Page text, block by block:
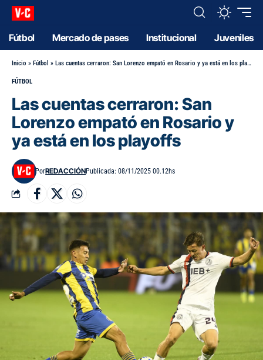
Fútbol Mercado de pases Institucional Juveniles
Inicio » Fútbol » Las cuentas cerraron: San Lorenzo empató en Rosario y ya está en los playoffs
FÚTBOL
Las cuentas cerraron: San
Lorenzo empató en Rosario y
ya está en los playoffs
PorREDACCIÓNPublicada: 08/11/2025 00.12hs